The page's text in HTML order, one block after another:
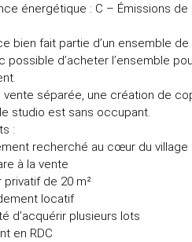
énergétique : C – Émissions
bien fait partie d’un ensemble
possible d’acheter l’ensemble
vente séparée, une création de
studio est sans occupant.
:
recherché au cœur du village
à la vente
privatif de 20 m²
locatif
d’acquérir plusieurs lots
en RDC